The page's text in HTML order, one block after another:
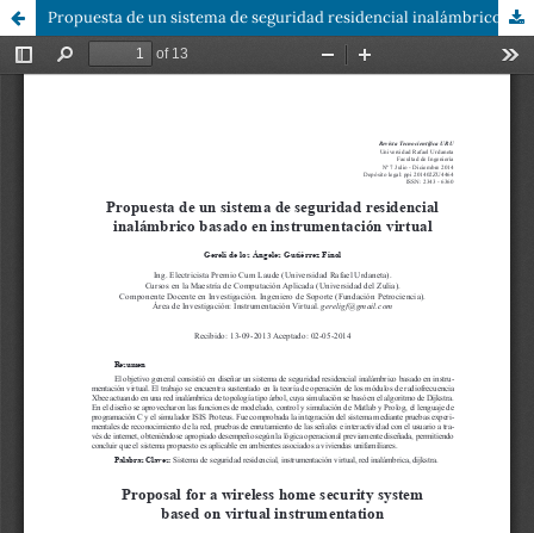
Propuesta de un sistema de seguridad residencial inalámbrico basado en instrumentación virtual